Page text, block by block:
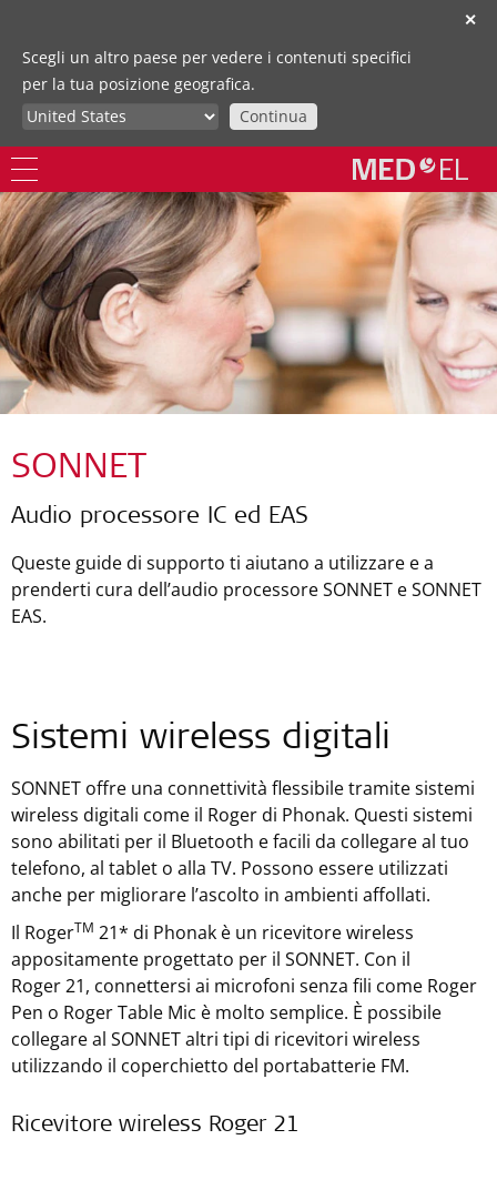
✕
Scegli un altro paese per vedere i contenuti specifici
per la tua posizione geografica.
Continua
SONNET
Audio processore IC ed EAS
Queste guide di supporto ti aiutano a utilizzare e a
prenderti cura dell’audio processore SONNET e SONNET
EAS.
Sistemi wireless digitali
SONNET offre una connettività flessibile tramite sistemi
wireless digitali come il Roger di Phonak. Questi sistemi
sono abilitati per il Bluetooth e facili da collegare al tuo
telefono, al tablet o alla TV. Possono essere utilizzati
anche per migliorare l’ascolto in ambienti affollati.
Il RogerTM 21* di Phonak è un ricevitore wireless
appositamente progettato per il SONNET. Con il
Roger 21, connettersi ai microfoni senza fili come Roger
Pen o Roger Table Mic è molto semplice. È possibile
collegare al SONNET altri tipi di ricevitori wireless
utilizzando il coperchietto del portabatterie FM.
Ricevitore wireless Roger 21